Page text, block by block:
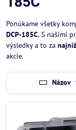
Ponúkame všetky
DCP-185C. S našimi
výsledky a to za
akcie.
Názov